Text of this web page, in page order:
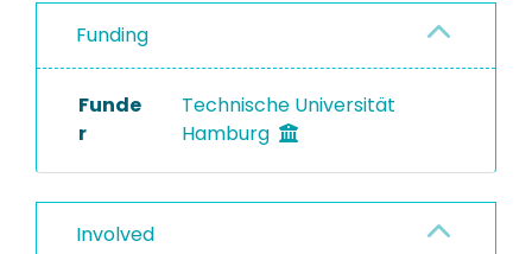
Funding
Funde
r
Technische Universität
Hamburg
Involved